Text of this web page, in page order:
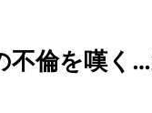
不倫を嘆く